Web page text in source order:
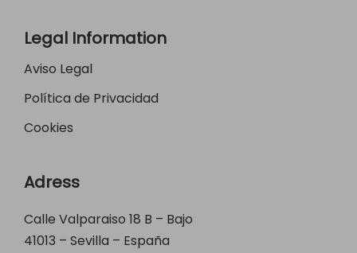
Legal Information
Aviso Legal
Política de Privacidad
Cookies
Adress
Calle Valparaiso 18 B – Bajo
41013 – Sevilla – España